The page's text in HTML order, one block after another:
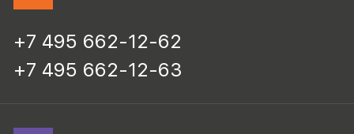
+7 495 662-12-62
+7 495 662-12-63